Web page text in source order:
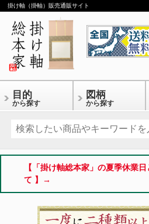
掛け軸（掛軸）販売通販サイト
目的
から探す
図柄
から探す
【「掛け軸総本家」の夏季休業
て 】→